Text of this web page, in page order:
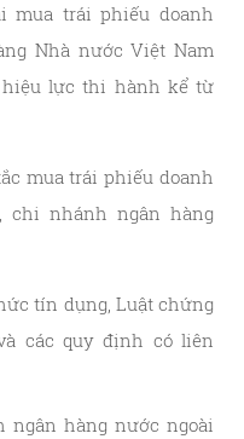
mua trái phiếu doanh
Nhà nước Việt Nam
hiệu lực thi hành kể từ
mua trái phiếu doanh
chi nhánh ngân hàng
tín dụng, Luật chứng
các quy định có liên
ngân hàng nước ngoài